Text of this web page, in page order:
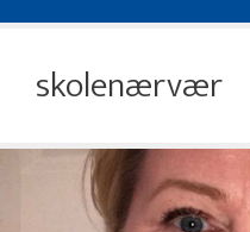
skolenærvær